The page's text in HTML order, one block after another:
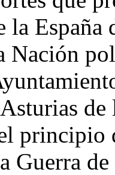
la
Nación
principio
Guerra